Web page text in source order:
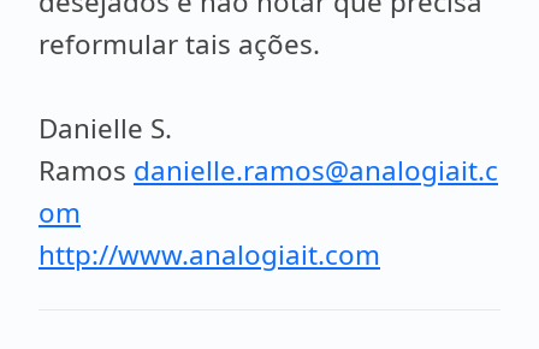
reformular tais ações.
Danielle S.
Ramos danielle.ramos@analogiait.c
om
http://www.analogiait.com